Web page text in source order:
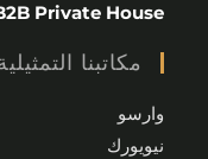
Private House
مكاتبنا
وارسو
نيويورك